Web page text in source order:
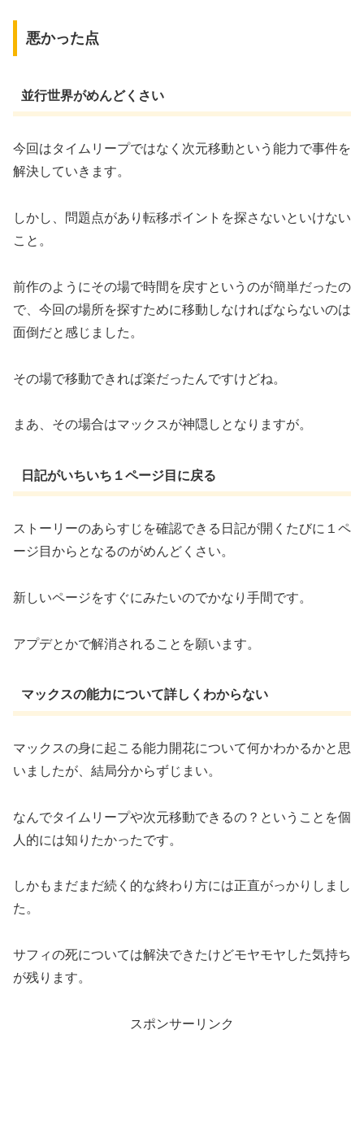
悪かった点
並行世界がめんどくさい
今回はタイムリープではなく次元移動という能力で事件を
解決していきます。
しかし、問題点があり転移ポイントを探さないといけない
こと。
前作のようにその場で時間を戻すというのが簡単だったの
で、今回の場所を探すために移動しなければならないのは
面倒だと感じました。
その場で移動できれば楽だったんですけどね。
まあ、その場合はマックスが神隠しとなりますが。
日記がいちいち１ページ目に戻る
ストーリーのあらすじを確認できる日記が開くたびに１ペ
ージ目からとなるのがめんどくさい。
新しいページをすぐにみたいのでかなり手間です。
アプデとかで解消されることを願います。
マックスの能力について詳しくわからない
マックスの身に起こる能力開花について何かわかるかと思
いましたが、結局分からずじまい。
なんでタイムリープや次元移動できるの？ということを個
人的には知りたかったです。
しかもまだまだ続く的な終わり方には正直がっかりしまし
た。
サフィの死については解決できたけどモヤモヤした気持ち
が残ります。
スポンサーリンク